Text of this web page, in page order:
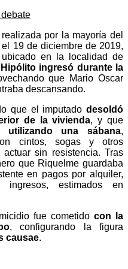
por la mayoría del
19 de diciembre de 2019,
en la localidad de
ingresó durante la
que Mario Oscar
descansando.
que el imputado desoldó
de la vivienda, y que
una sábana,
cintos, sogas y otros
sin resistencia. Tras
que Riquelme guardaba
en pagos por alquiler,
estimados en
fue cometido con la
, configurando la figura
causae.